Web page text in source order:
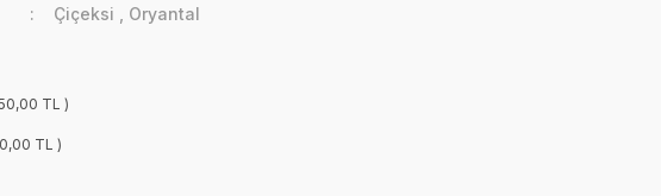
Çiçeksi Oryantal
TL )
TL )